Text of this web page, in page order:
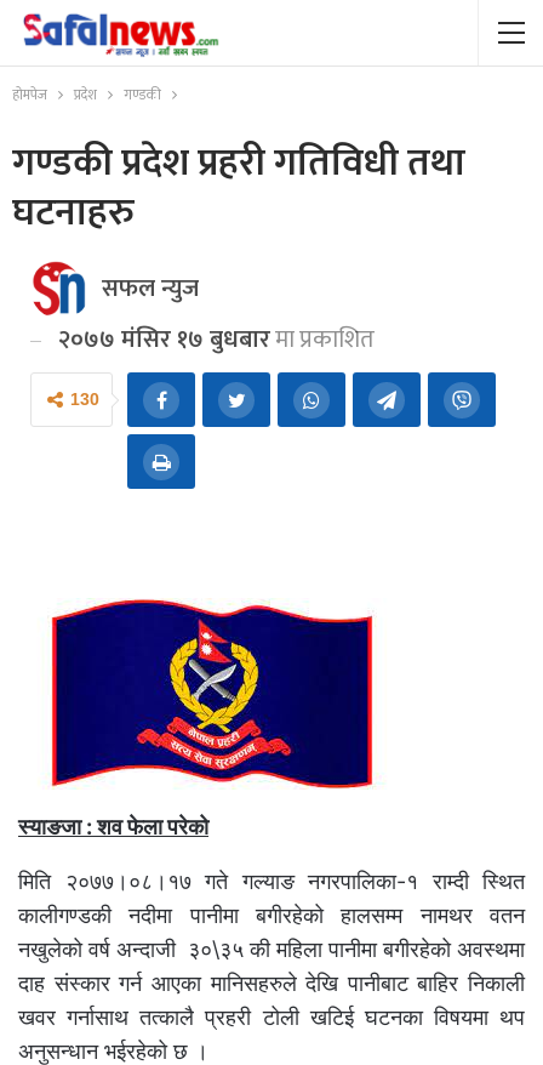
होमपेज प्रदेश गण्डकी
गण्डकी प्रदेश प्रहरी गतिविधी तथा
घटनाहरु
सफल न्युज
२०७७ मंसिर १७ बुधबारमा प्रकाशित
130
स्याङजा: शव फेला परेको
मिति २०७७।०८।१७ गते गल्याङ नगरपालिका-१ राम्दी स्थित
कालीगण्डकी नदीमा पानीमा बगीरहेको हालसम्म नामथर वतन
नखुलेको वर्ष अन्दाजी ३०\३५ की महिला पानीमा बगीरहेको अवस्थमा
दाह संस्कार गर्न आएका मानिसहरुले देखि पानीबाट बाहिर निकाली
खवर गर्नासाथ तत्कालै प्रहरी टोली खटिई घटनका विषयमा थप
अनुसन्धान भईरहेको छ ।